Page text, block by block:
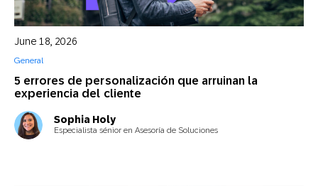
5 errores de personalización que arruinan la
experiencia del cliente
June 18, 2026
General
Sophia Holy
Especialista sénior en Asesoría de Soluciones